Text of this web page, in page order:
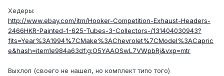
Хедеры:
http://www.ebay.com/itm/Hooker-Competition-Exhaust-Headers-
2466HKR-Painted-1-625-Tubes-3-Collectors-/131404030943?
fits=Year%3A1994%7CMake%3AChevrolet%7CModel%3ACapric
e&hash=item1e984a63df:g:O5YAAOSwL7VWpbRj&vxp=mtr
Выхлоп (своего не нашел, но комплект типо того)